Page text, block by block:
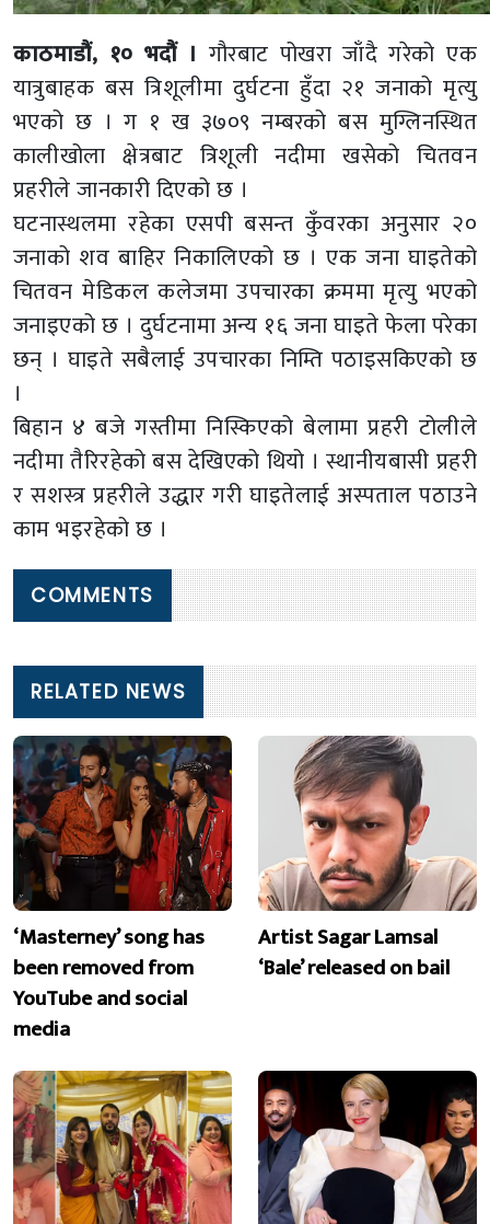
काठमाडौं, १० भदौं । गौरबाट पोखरा जाँदै गरेको एक
यात्रुबाहक बस त्रिशूलीमा दुर्घटना हुँदा २१ जनाको मृत्यु
भएको छ । ग १ ख ३७०९ नम्बरको बस मुग्लिनस्थित
कालीखोला क्षेत्रबाट त्रिशूली नदीमा खसेको चितवन
प्रहरीले जानकारी दिएको छ ।
घटनास्थलमा रहेका एसपी बसन्त कुँवरका अनुसार २०
जनाको शव बाहिर निकालिएको छ । एक जना घाइतेको
चितवन मेडिकल कलेजमा उपचारका क्रममा मृत्यु भएको
जनाइएको छ । दुर्घटनामा अन्य १६ जना घाइते फेला परेका
छन् । घाइते सबैलाई उपचारका निम्ति पठाइसकिएको छ
।
बिहान ४ बजे गस्तीमा निस्किएको बेलामा प्रहरी टोलीले
नदीमा तैरिरहेको बस देखिएको थियो । स्थानीयबासी प्रहरी
र सशस्त्र प्रहरीले उद्धार गरी घाइतेलाई अस्पताल पठाउने
काम भइरहेको छ ।
COMMENTS
RELATED NEWS
‘Masterney’ song has
been removed from
YouTube and social
media
Artist Sagar Lamsal
‘Bale’ released on bail